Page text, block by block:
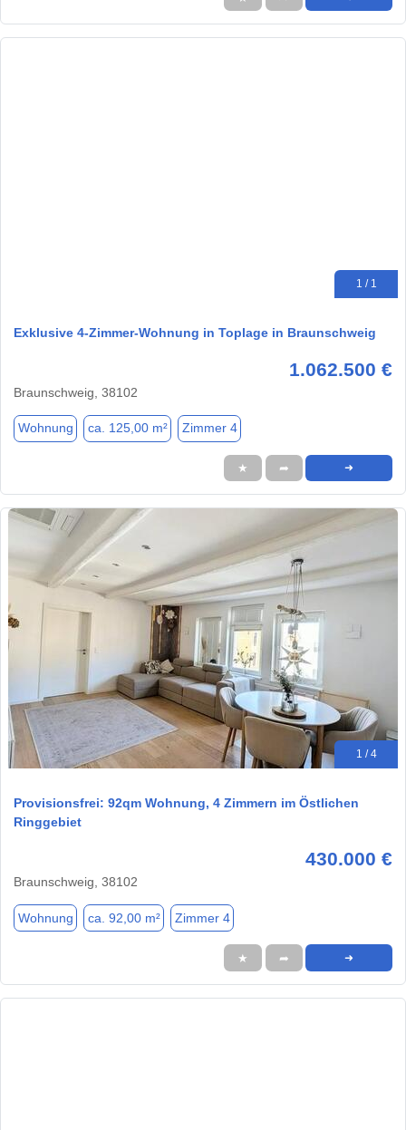
1 / 1
Exklusive 4-Zimmer-Wohnung in Toplage in Braunschweig
1.062.500 €
Braunschweig, 38102
Wohnung ca. 125,00 m² Zimmer 4
★ ➦ ➜
1 / 4
Provisionsfrei: 92qm Wohnung, 4 Zimmern im Östlichen
Ringgebiet
430.000 €
Braunschweig, 38102
Wohnung ca. 92,00 m² Zimmer 4
★ ➦ ➜